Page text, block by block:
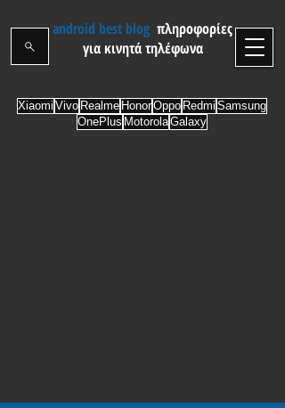
android best blog πληροφορίες
για κινητά τηλέφωνα
Xiaomi Vivo Realme HonorOppo Redmi Samsung
OnePlus MotorolaGalaxy